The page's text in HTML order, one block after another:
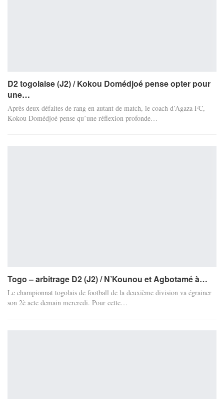
D2 togolaise (J2) / Kokou Domédjoé pense opter pour
une…
Après deux défaites de rang en autant de match, le coach d’Agaza FC,
Kokou Domédjoé pense qu’une réflexion profonde…
Togo – arbitrage D2 (J2) / N’Kounou et Agbotamé à…
Le championnat togolais de football de la deuxième division va égrainer
son 2è acte demain mercredi. Pour cette…